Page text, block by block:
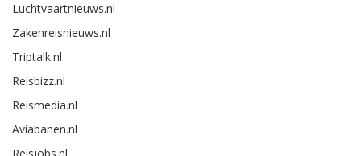
Luchtvaartnieuws.nl
Zakenreisnieuws.nl
Triptalk.nl
Reisbizz.nl
Reismedia.nl
Aviabanen.nl